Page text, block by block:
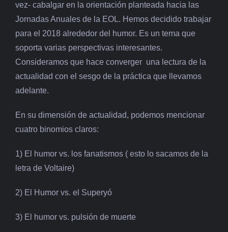
vez- cabalgar en la orientación planteada hacia las
Jornadas Anuales de la EOL. Hemos decidido trabajar
para el 2018 alrededor del humor. Es un tema que
soporta varias perspectivas interesantes.
Consideramos que hace converger una lectura de la
actualidad con el sesgo de la práctica que llevamos
adelante.
En su dimensión de actualidad, podemos mencionar
cuatro binomios claros:
1) El humor vs. los fanatismos ( esto lo sacamos de la
letra de Voltaire)
2) El Humor vs. el Superyó
3) El humor vs. pulsión de muerte